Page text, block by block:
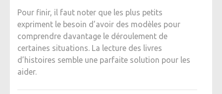
Pour finir, il faut noter que les plus petits
expriment le besoin d’avoir des modèles pour
comprendre davantage le déroulement de
certaines situations. La lecture des livres
d’histoires semble une parfaite solution pour les
aider.